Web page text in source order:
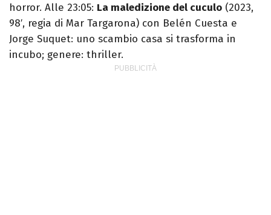
horror. Alle 23:05: La maledizione del cuculo (2023,
98′, regia di Mar Targarona) con Belén Cuesta e
Jorge Suquet: uno scambio casa si trasforma in
incubo; genere: thriller.